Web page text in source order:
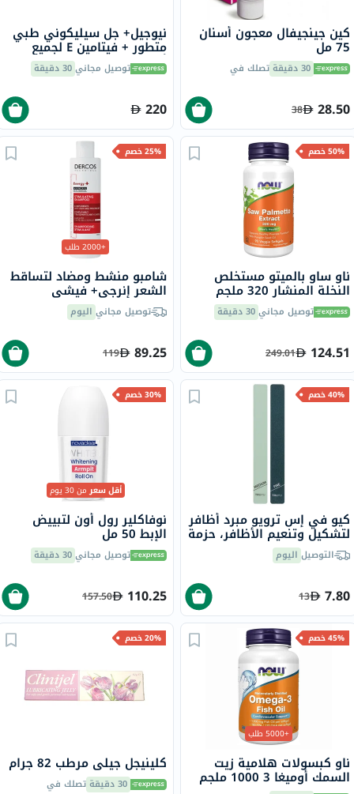
كين جينجيفال معجون أسنان
75 مل
30 دقيقة تصلك في
28.50
38
نيوجيل+ جل سيليكوني طبي
متطور + فيتامين E لجميع
أنواع الندبات 15 جرام
توصيل مجاني30 دقيقة
220
50% خصم
ناو ساو بالميتو مستخلص
النخلة المنشار 320 ملجم
كبسولات هلامية لصحة
الرجال ووظيفة البروستاتا
توصيل مجاني30 دقيقة
124.51
249.01
25% خصم
+2000 طلب
شامبو منشط ومضاد لتساقط
الشعر إنرجي+ فيشي
ديركوس، 200 مل
توصيل مجاني اليوم
89.25
119
40% خصم
كيو في إس ترويو مبرد أظافر
لتشكيل وتنعيم الأظافر، حزمة
من 2التوصيل اليوم
7.80
13
30% خصم
أقل سعرمن 30 يوم
نوفاكلير رول أون لتبييض
الإبط 50 ​​مل
توصيل مجاني30 دقيقة
110.25
157.50
45% خصم
+5000 طلب
ناو كبسولات هلامية زيت
السمك أوميغا 3 1000 ملجم
20% خصم
كلينيجل جيلي مرطب 82 جرام
30 دقيقة تصلك في